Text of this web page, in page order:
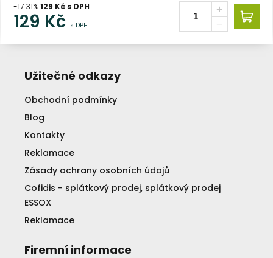
-17.31%129Kč s DPH
129 Kč s DPH
Užitečné odkazy
Obchodní podmínky
Blog
Kontakty
Reklamace
Zásady ochrany osobních údajů
Cofidis - splátkový prodej, splátkový prodej
ESSOX
Reklamace
Firemní informace